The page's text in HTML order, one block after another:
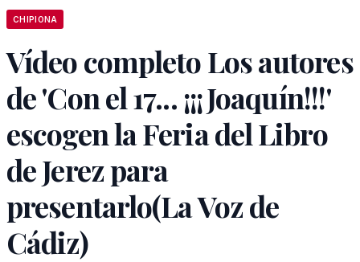
CHIPIONA
Vídeo completo Los autores
de 'Con el 17... ¡¡¡Joaquín!!!'
escogen la Feria del Libro
de Jerez para
presentarlo(La Voz de
Cádiz)